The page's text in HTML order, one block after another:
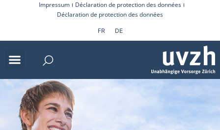
Impressum
Déclaration de protection des données
Déclaration de protection des données
FR DE